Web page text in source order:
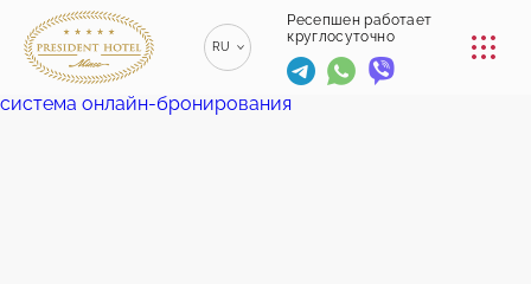
Ресепшен работает
круглосуточно
RU
ENGLISH
EN
КОНФЕРЕНЦ-ЗАЛЫ
РЕСТОРАНЫ
система онлайн-бронирования